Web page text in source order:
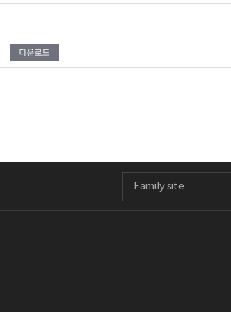
Family site